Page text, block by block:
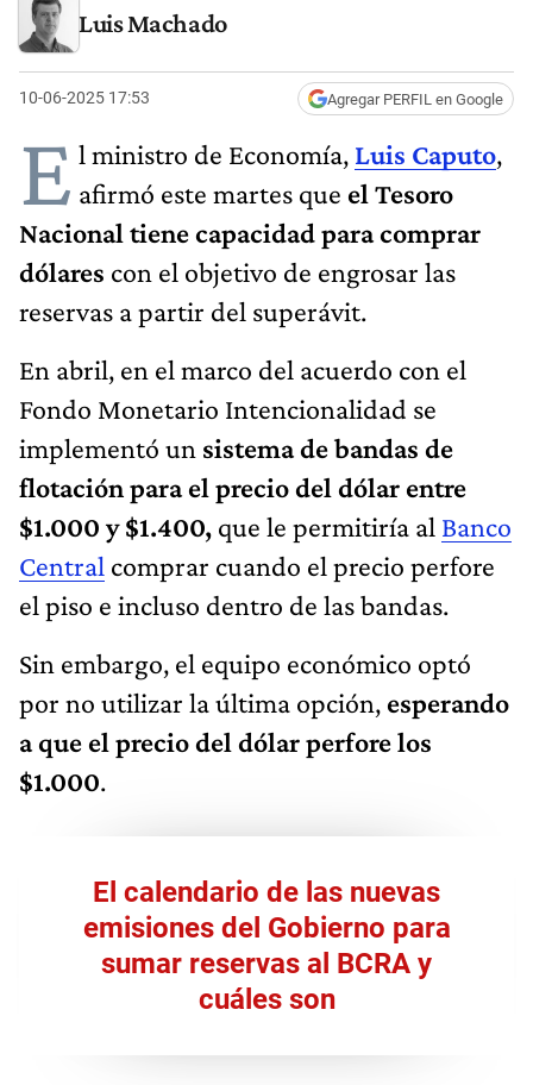
Luis Machado
10-06-2025 17:53 Agregar PERFIL en Google
E l ministro de Economía, Luis Caputo,
afirmó este martes que el Tesoro
Nacional tiene capacidad para comprar
dólares con el objetivo de engrosar las
reservas a partir del superávit.
En abril, en el marco del acuerdo con el
Fondo Monetario Intencionalidad se
implementó un sistema de bandas de
flotación para el precio del dólar entre
$1.000 y $1.400, que le permitiría al Banco
Central comprar cuando el precio perfore
el piso e incluso dentro de las bandas.
Sin embargo, el equipo económico optó
por no utilizar la última opción, esperando
a que el precio del dólar perfore los
$1.000.
El calendario de las nuevas
emisiones del Gobierno para
sumar reservas al BCRA y
cuáles son